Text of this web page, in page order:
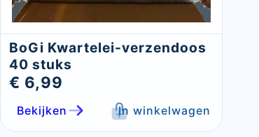
BoGi Kwartelei-verzendoos
40 stuks
€ 6,99
Bekijken In winkelwagen